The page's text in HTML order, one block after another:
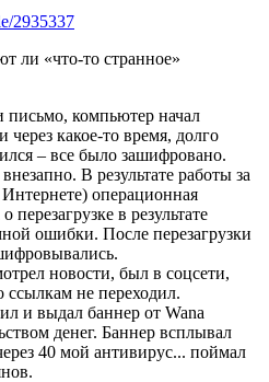
2935337
ли «что-то странное»
письмо, компьютер начал
через какое-то время, долго
– все было зашифровано.
В результате работы за
операционная
перезагрузке в результате
ошибки. После перезагрузки
новости, был в соцсети,
ссылкам не переходил.
и выдал баннер от Wana
денег. Баннер всплывал
40 мой антивирус... поймал